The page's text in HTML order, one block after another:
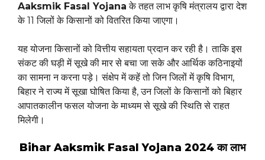
Aaksmik Fasal Yojana के तहत लाभ कृषि मंत्रालय द्वारा देश
के 11 जिलों के किसानों को वितरित किया जाएगा।
यह योजना किसानों को वित्तीय सहायता प्रदान कर रही है। ताकि इस
संकट की घड़ी में सूखे की मार से बचा जा सके और आर्थिक कठिनाइयों
का सामना न करना पड़े। संक्षेप में कहें तो जिन जिलों में कृषि विभाग,
बिहार ने राज्य में सूखा घोषित किया है, उन जिलों के किसानों को बिहार
आपातकालीन फसल योजना के माध्यम से सूखे की स्थिति से राहत
मिलेगी।
Bihar Aaksmik Fasal Yojana 2024 का लाभ